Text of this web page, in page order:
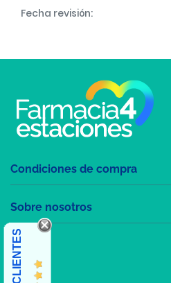
Fecha revisión:
Condiciones de compra
Sobre nosotros